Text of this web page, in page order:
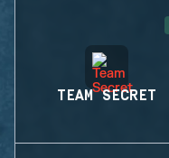
TEAM SECRET